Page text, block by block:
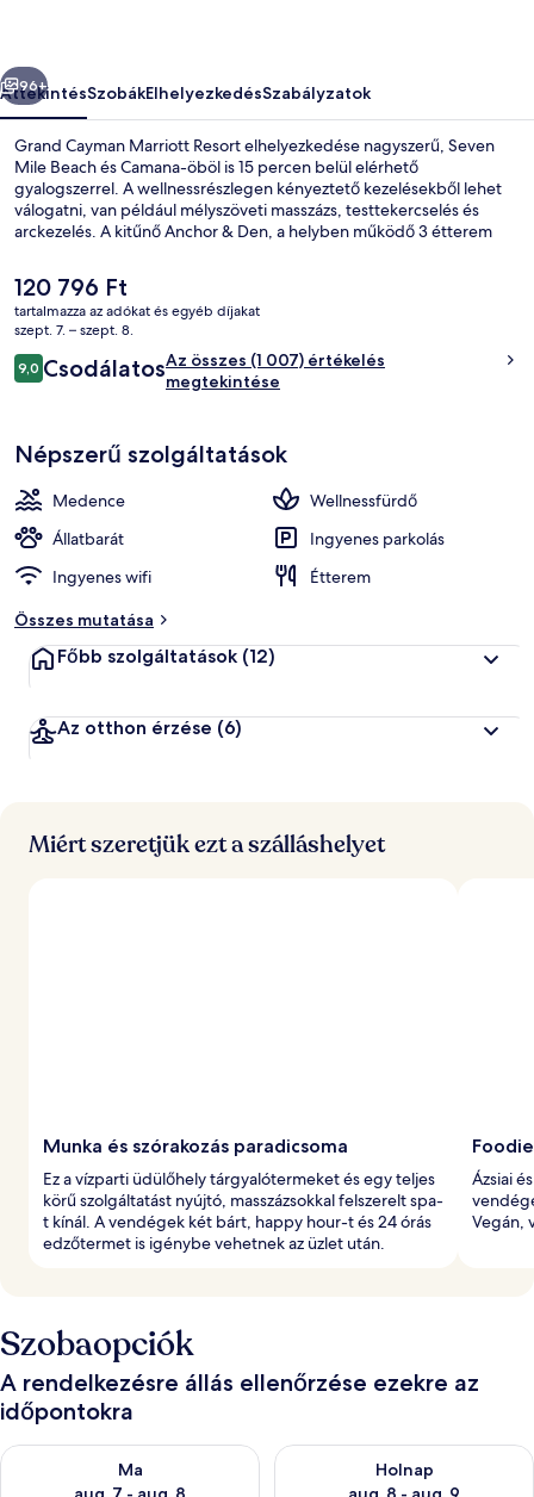
Következő
96+
ÁttekintésSzobákElhelyezkedésSzabályzatok
Grand Cayman Marriott Resort elhelyezkedése nagyszerű, Seven
Mile Beach és Camana-öböl is 15 percen belül elérhető
gyalogszerrel. A wellnessrészlegen kényeztető kezelésekből lehet
válogatni, van például mélyszöveti masszázs, testtekercselés és
arckezelés. A kitűnő Anchor & Den, a helyben működő 3 étterem
reggelire, ebédre és vacsorára. A luxusszínvonalú üdülő vendégeit 2
bár/társalgó, szabadtéri medence és medence melletti bár is várja.
Más utazók nagyra értékelik a szálláshely következő jellemzőit:
segítőkész személyzet és elhelyezkedés.
A
jelenlegi
ár
120 796 Ft
tartalmazza az adókat és egyéb díjakat
szept. 7. – szept. 8.
Értékelések
9,09,0 ennyiből: 10
CsodálatosAz összes (1 007) értékelés
megtekintése
Népszerű szolgáltatások
Medence
Wellnessfürdő
Állatbarát
Ingyenes parkolás
Ingyenes wifi
Étterem
Összes mutatása
Főbb szolgáltatások (12)
Az otthon érzése (6)
Miért szeretjük ezt a szálláshelyet
Munka és szórakozás paradicsoma
Ez a vízparti üdülőhely tárgyalótermeket és egy teljes
körű szolgáltatást nyújtó, masszázsokkal felszerelt spa-
t kínál. A vendégek két bárt, happy hour-t és 24 órás
edzőtermet is igénybe vehetnek az üzlet után.
Ázsiai
Vegán,
Szobaopciók
A rendelkezésre állás ellenőrzése ezekre az
időpontokra
Ma
A ma esti rendelkezésre állás ellenőrzése: aug. 7 - aug. 8
Holnap
A holnapi rendelkezésre állás